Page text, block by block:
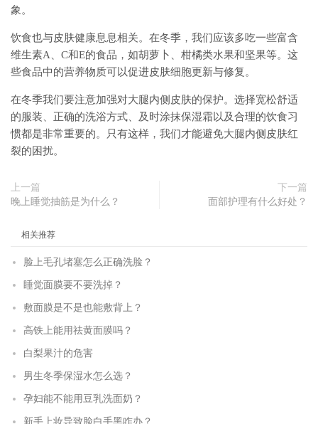
象。
饮食也与皮肤健康息息相关。在冬季，我们应该多吃一些富含
维生素A、C和E的食品，如胡萝卜、柑橘类水果和坚果等。这
些食品中的营养物质可以促进皮肤细胞更新与修复。
在冬季我们要注意加强对大腿内侧皮肤的保护。选择宽松舒适
的服装、正确的洗浴方式、及时涂抹保湿霜以及合理的饮食习
惯都是非常重要的。只有这样，我们才能避免大腿内侧皮肤红
裂的困扰。
上一篇
晚上睡觉抽筋是为什么？
下一篇
面部护理有什么好处？
相关推荐
脸上毛孔堵塞怎么正确洗脸？
睡觉面膜要不要洗掉？
敷面膜是不是也能敷背上？
高铁上能用祛黄面膜吗？
白梨果汁的危害
男生冬季保湿水怎么选？
孕妇能不能用豆乳洗面奶？
新手上妆导致脸白手黑咋办？